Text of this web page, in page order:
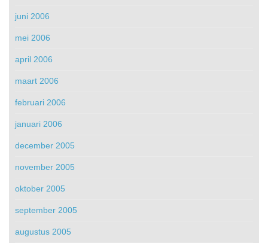
juni 2006
mei 2006
april 2006
maart 2006
februari 2006
januari 2006
december 2005
november 2005
oktober 2005
september 2005
augustus 2005